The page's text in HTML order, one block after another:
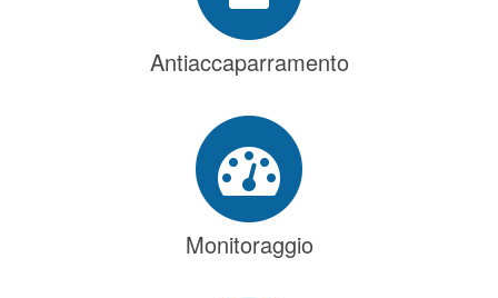
Antiaccaparramento
Monitoraggio